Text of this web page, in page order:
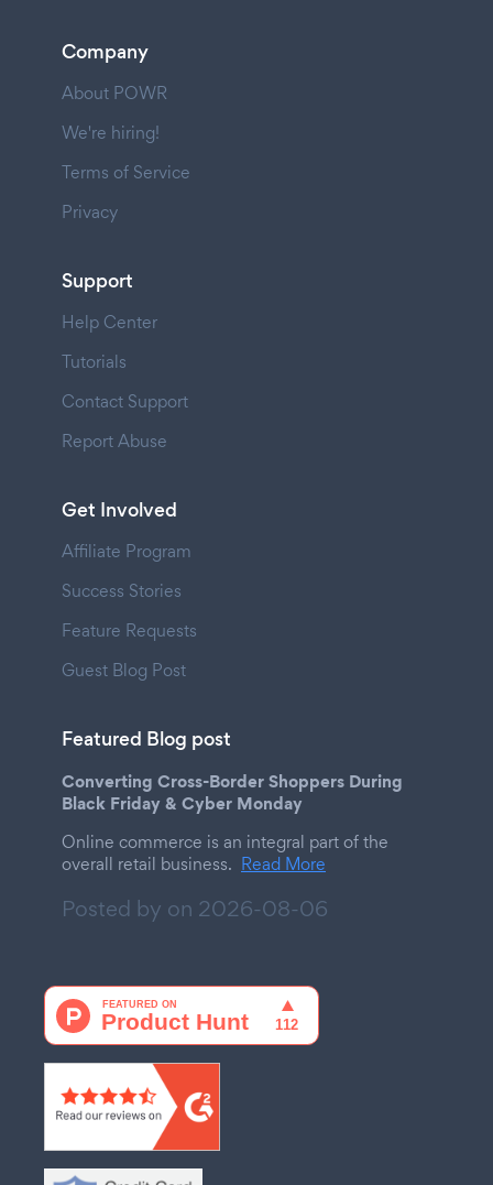
Company
About POWR
We're hiring!
Terms of Service
Privacy
Support
Help Center
Tutorials
Contact Support
Report Abuse
Get Involved
Affiliate Program
Success Stories
Feature Requests
Guest Blog Post
Featured Blog post
Converting Cross-Border Shoppers During
Black Friday & Cyber Monday
Online commerce is an integral part of the
overall retail business. Read More
Posted by on 2026-08-06